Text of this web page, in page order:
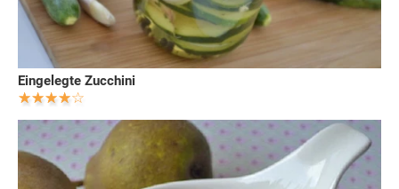
Eingelegte Zucchini